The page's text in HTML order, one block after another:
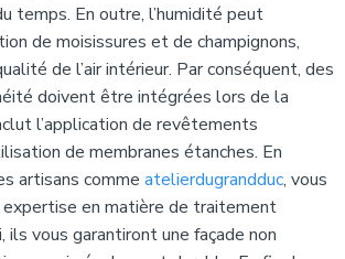
temps. En outre, l’humidité peut
de moisissures et de champignons,
de l’air intérieur. Par conséquent, des
doivent être intégrées lors de la
l’application de revêtements
de membranes étanches. En
artisans comme atelierdugrandduc, vous
en matière de traitement
ils vous garantiront une façade non